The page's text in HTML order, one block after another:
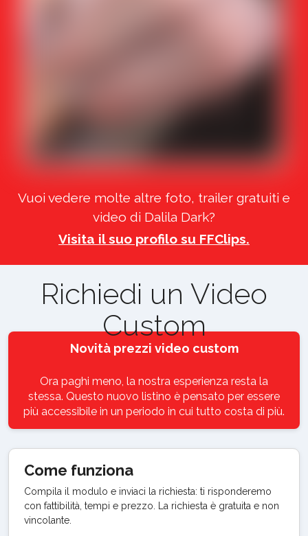
Vuoi vedere molte altre foto, trailer gratuiti e
video di Dalila Dark?
Visita il suo profilo su FFClips.
Richiedi un Video
Custom
Novità prezzi video custom
Ora paghi meno, la nostra esperienza resta la
stessa. Questo nuovo listino è pensato per essere
più accessibile in un periodo in cui tutto costa di più.
Come funziona
Compila il modulo e inviaci la richiesta: ti risponderemo
con fattibilità, tempi e prezzo. La richiesta è gratuita e non
vincolante.